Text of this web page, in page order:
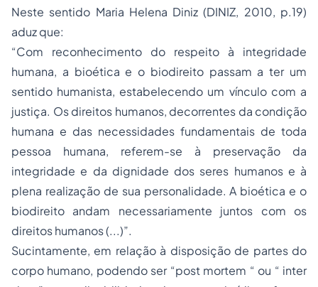
Neste sentido Maria Helena Diniz (DINIZ, 2010, p.19)
aduz que:
“Com reconhecimento do respeito à integridade
humana, a bioética e o biodireito passam a ter um
sentido humanista, estabelecendo um vínculo com a
justiça. Os direitos humanos, decorrentes da condição
humana e das necessidades fundamentais de toda
pessoa humana, referem-se à preservação da
integridade e da dignidade dos seres humanos e à
plena realização de sua personalidade. A bioética e o
biodireito andam necessariamente juntos com os
direitos humanos (...)”.
Sucintamente, em relação à disposição de partes do
corpo humano, podendo ser “post mortem “ ou “ inter